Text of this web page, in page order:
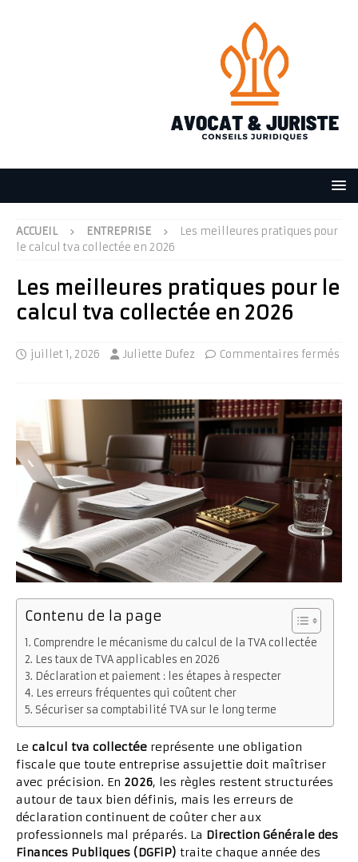
ACCUEIL ENTREPRISE
Les meilleures pratiques pour
le calcul tva collectée en 2026
Les meilleures pratiques pour le
calcul tva collectée en 2026
juillet 1, 2026 Juliette Dufez Commentaires fermés
Contenu de la page
Comprendre le mécanisme du calcul de la TVA collectée
Les taux de TVA applicables en 2026
Déclaration et paiement : les étapes à respecter
Les erreurs fréquentes qui coûtent cher
Sécuriser sa comptabilité TVA sur le long terme
Le calcul tva collectée représente une obligation
fiscale que toute entreprise assujettie doit maîtriser
avec précision. En 2026, les règles restent structurées
autour de taux bien définis, mais les erreurs de
déclaration continuent de coûter cher aux
professionnels mal préparés. La Direction Générale des
Finances Publiques (DGFiP) traite chaque année des